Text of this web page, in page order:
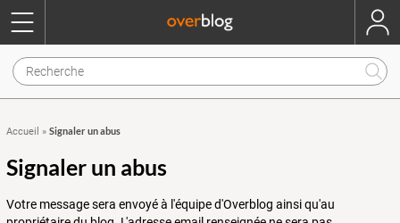
Accueil » Signaler un abus
Signaler un abus
Votre message sera envoyé à l'équipe d'Overblog ainsi qu'au